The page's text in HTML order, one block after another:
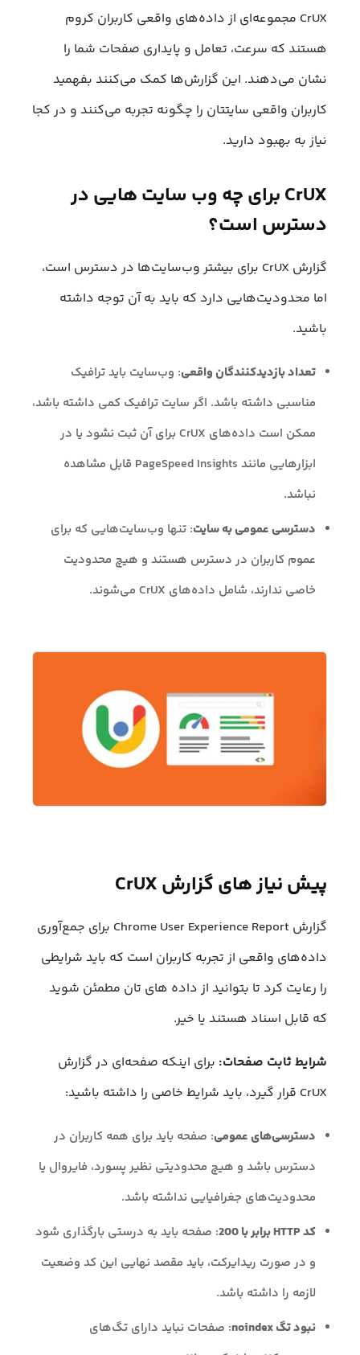
CrUX مجموعه‌ای از داده‌های واقعی کاربران کروم
هستند که سرعت، تعامل و پایداری صفحات شما را
نشان می‌دهند. این گزارش‌ها کمک می‌کنند بفهمید
کاربران واقعی سایتتان را چگونه تجربه می‌کنند و در کجا
نیاز به بهبود دارید.
CrUX برای چه وب سایت هایی در
دسترس است؟
گزارش CrUX برای بیشتر وب‌سایت‌ها در دسترس است،
اما محدودیت‌هایی دارد که باید به آن توجه داشته
باشید.
تعداد بازدیدکنندگان واقعی: وب‌سایت باید ترافیک
مناسبی داشته باشد. اگر سایت ترافیک کمی داشته باشد،
ممکن است داده‌های CrUX برای آن ثبت نشود یا در
ابزارهایی مانند PageSpeed Insights قابل مشاهده
نباشد.
دسترسی عمومی به سایت: تنها وب‌سایت‌هایی که برای
عموم کاربران در دسترس هستند و هیچ محدودیت
خاصی ندارند، شامل داده‌های CrUX می‌شوند.
پیش نیاز های گزارش CrUX
گزارش Chrome User Experience Report برای جمع‌آوری
داده‌های واقعی از تجربه کاربران است که باید شرایطی
را رعایت کرد تا بتوانید از داده های تان مطمئن شوید
که قابل اسناد هستند یا خیر.
شرایط ثابت صفحات: برای اینکه صفحه‌ای در گزارش
CrUX قرار گیرد، باید شرایط خاصی را داشته باشید:
دسترسی‌های عمومی: صفحه باید برای همه کاربران در
دسترس باشد و هیچ محدودیتی نظیر پسورد، فایروال یا
محدودیت‌های جغرافیایی نداشته باشد.
کد HTTP برابر با 200
: صفحه باید به درستی بارگذاری شود
و در صورت ریدایرکت، باید مقصد نهایی این کد وضعیت
لازمه را داشته باشد.
نبود تگ noindex
: صفحات نباید دارای تگ‌های